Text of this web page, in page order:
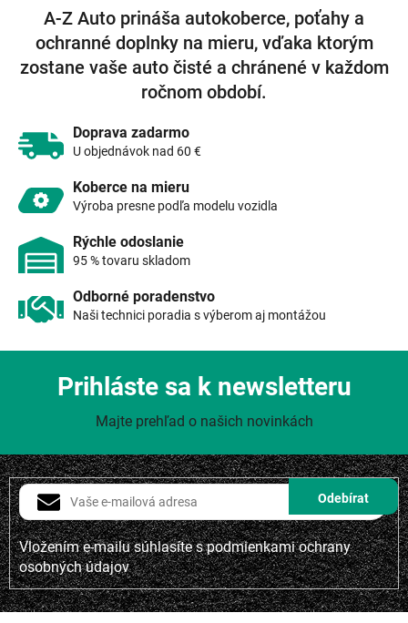
á
d
a
c
i
e
v
A-Z Auto prináša autokoberce, poťahy a
ochranné doplnky na mieru, vďaka ktorým
zostane vaše auto čisté a chránené v každom
ročnom období.
Doprava zadarmo
U objednávok nad 60 €
Koberce na mieru
Výroba presne podľa modelu vozidla
Rýchle odoslanie
95 % tovaru skladom
Odborné poradenstvo
Naši technici poradia s výberom aj montážou
Vložením e-mailu súhlasíte spodmienkami ochrany
osobných údajov
Prihláste sa k newsletteru
Majte prehľad o našich novinkách